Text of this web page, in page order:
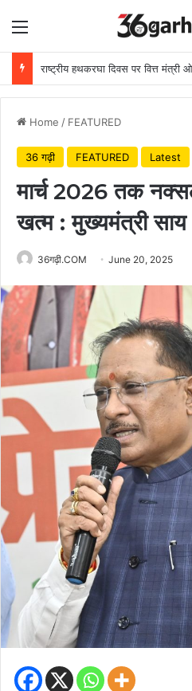
Menu
Home / FEATURED
36 गढ़ी FEATURED Latest
मार्च 2026 तक
खत्म : मुख्यमंत्री साय
36गढ़ी.COM June 20, 2025